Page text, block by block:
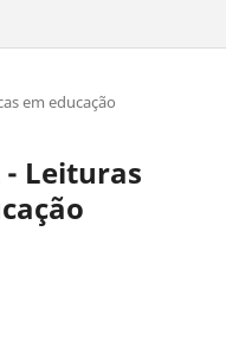
em educação
- Leituras